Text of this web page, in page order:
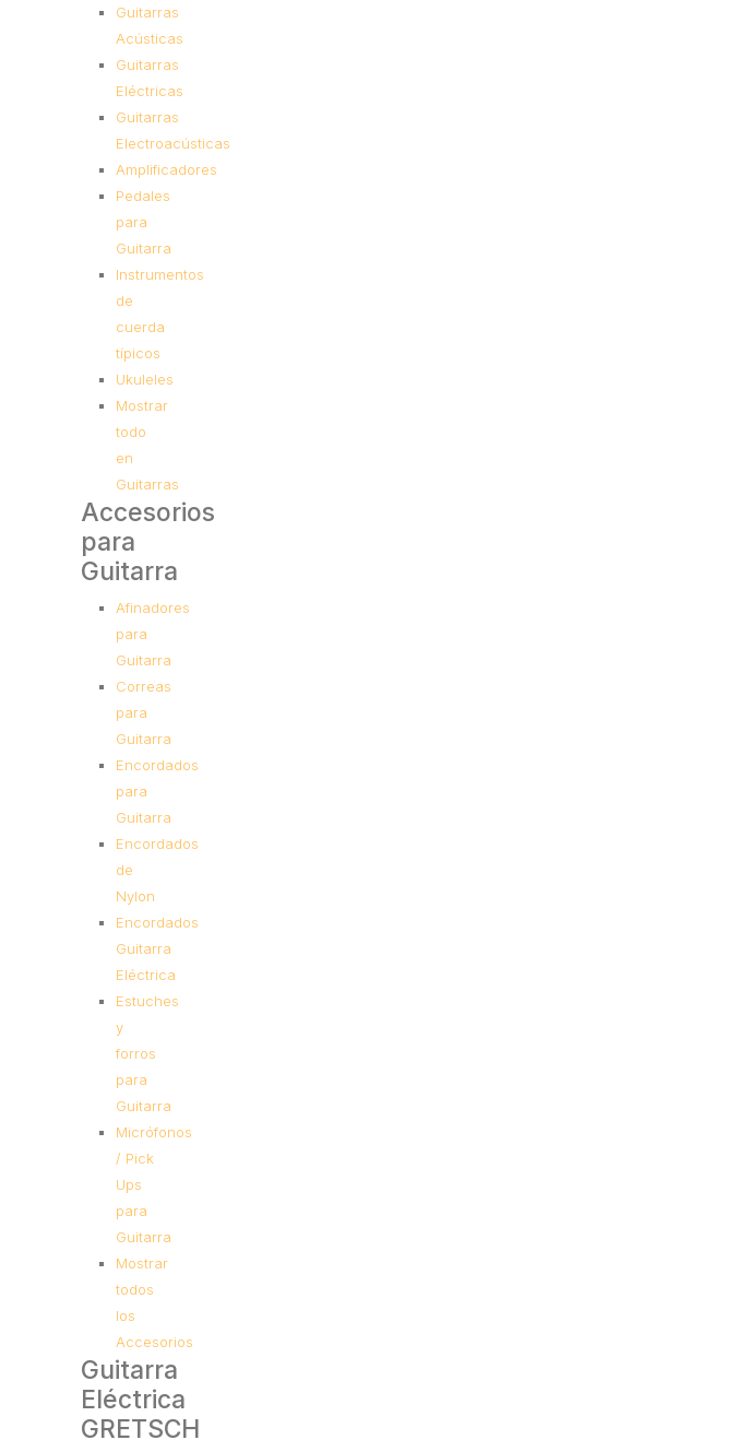
Guitarras
Acústicas
Guitarras
Eléctricas
Guitarras
Electroacústicas
Amplificadores
Pedales
para
Guitarra
Instrumentos
de
cuerda
típicos
Ukuleles
Mostrar
todo
en
Guitarras
Accesorios
para
Guitarra
Afinadores
para
Guitarra
Correas
para
Guitarra
Encordados
para
Guitarra
Encordados
de
Nylon
Encordados
Guitarra
Eléctrica
Estuches
y
forros
para
Guitarra
Micrófonos
/ Pick
Ups
para
Guitarra
Mostrar
todos
los
Accesorios
Guitarra
Eléctrica
GRETSCH